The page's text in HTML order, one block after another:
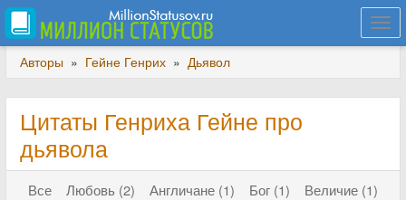
Авторы » Гейне Генрих » Дьявол
Цитаты Генриха Гейне про
дьявола
Все Любовь (2) Англичане (1) Бог (1)
Величие (1)